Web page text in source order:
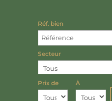
Réf. bien
Secteur
Prix de À